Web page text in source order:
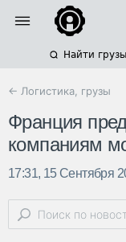
Найти грузы
← Логистика, грузы
Франция
компаниям
17:31, 15 Сентября